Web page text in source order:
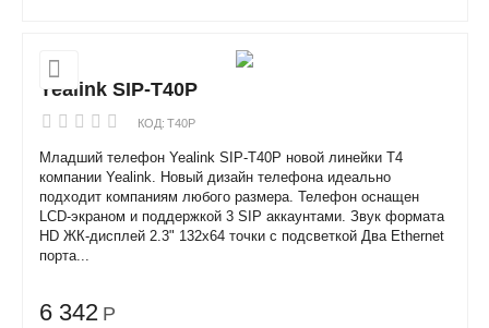
Yealink SIP-T40P
КОД: T40P
Младший телефон Yealink SIP-T40P новой линейки T4
компании Yealink. Новый дизайн телефона идеально
подходит компаниям любого размера. Телефон оснащен
LCD-экраном и поддержкой 3 SIP аккаунтами. Звук формата
HD ЖК-дисплей 2.3" 132x64 точки с подсветкой Два Ethernet
порта...
6 342 Р